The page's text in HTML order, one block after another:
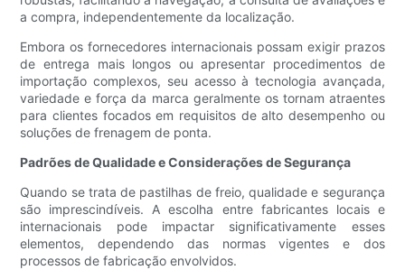
a compra, independentemente da localização.
Embora os fornecedores internacionais possam exigir prazos
de entrega mais longos ou apresentar procedimentos de
importação complexos, seu acesso à tecnologia avançada,
variedade e força da marca geralmente os tornam atraentes
para clientes focados em requisitos de alto desempenho ou
soluções de frenagem de ponta.
Padrões de Qualidade e Considerações de Segurança
Quando se trata de pastilhas de freio, qualidade e segurança
são imprescindíveis. A escolha entre fabricantes locais e
internacionais pode impactar significativamente esses
elementos, dependendo das normas vigentes e dos
processos de fabricação envolvidos.